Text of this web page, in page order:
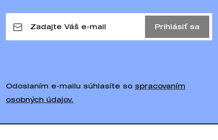
Prihlásiť sa
Odoslaním e-mailu súhlasíte so spracovaním
osobných údajov.